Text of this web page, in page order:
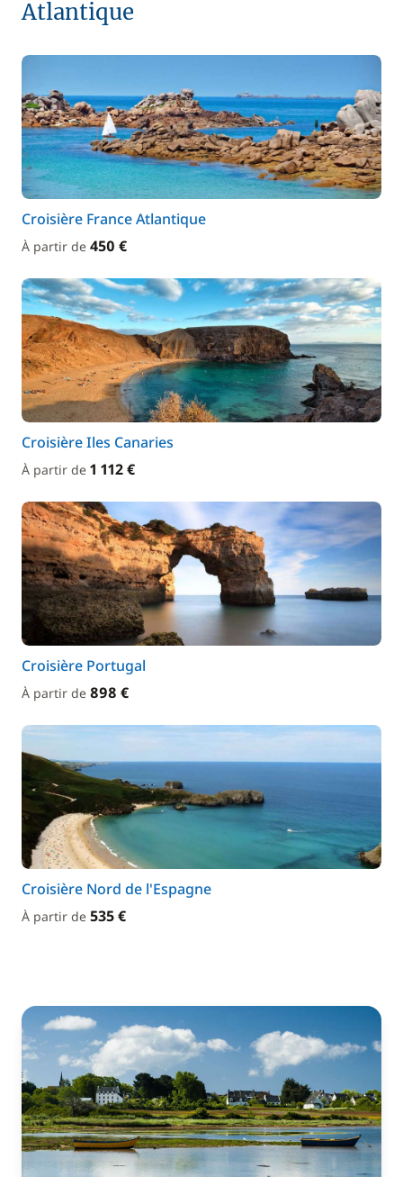
Atlantique
Croisière France Atlantique
À partir de 450 €
Croisière Iles Canaries
À partir de 1 112 €
Croisière Portugal
À partir de 898 €
Croisière Nord de l'Espagne
À partir de 535 €